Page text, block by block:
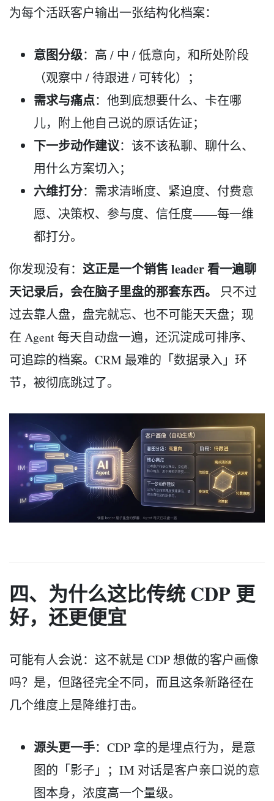
为每个活跃客户输出一张结构化档案：
意图分级：高 / 中 / 低意向，和所处阶段
（观察中 / 待跟进 / 可转化）；
需求与痛点：他到底想要什么、卡在哪
儿，附上他自己说的原话佐证；
下一步动作建议：该不该私聊、聊什么、
用什么方案切入；
六维打分：需求清晰度、紧迫度、付费意
愿、决策权、参与度、信任度——每一维
都打分。
你发现没有： 这正是一个销售 leader 看一遍聊
天记录后，会在脑子里盘的那套东西。
只不过
过去靠人盘，盘完就忘、也不可能天天盘；现
在 Agent 每天自动盘一遍，还沉淀成可排序、
可追踪的档案。CRM 最难的「数据录入」环
节，被彻底跳过了。
四、为什么这比传统 CDP 更
好，还更便宜
可能有人会说：这不就是 CDP 想做的客户画像
吗？是，但路径完全不同，而且这条新路径在
几个维度上是降维打击。
源头更一手：CDP 拿的是埋点行为，是意
图的「影子」；IM 对话是客户亲口说的意
图本身，浓度高一个量级。